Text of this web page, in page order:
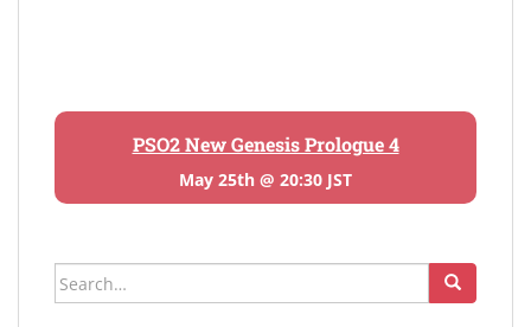
PSO2 New Genesis Prologue 4
May 25th @ 20:30 JST
Search
for: